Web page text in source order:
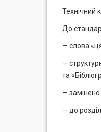
Технічний
До
— слова
—
та
—
— до